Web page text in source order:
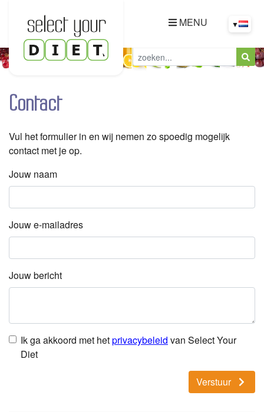
MENU ▼
Contact
Vul het formulier in en wij nemen zo spoedig mogelijk
contact met je op.
Jouw naam
Jouw e-mailadres
Jouw bericht
Ik ga akkoord met hetprivacybeleid van Select Your
Diet
Verstuur